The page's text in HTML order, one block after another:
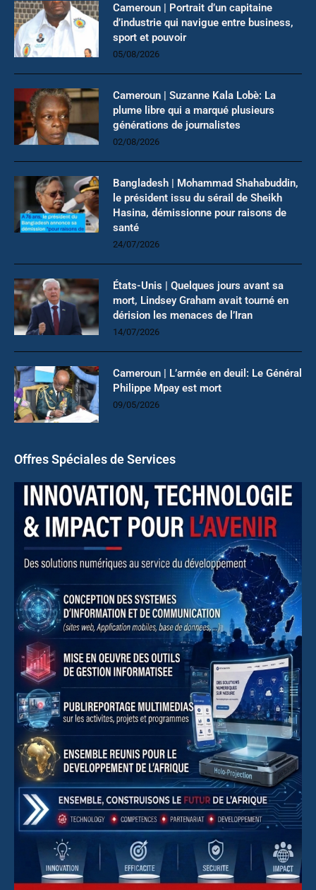
Cameroun | Portrait d’un capitaine
d’industrie qui navigue entre business,
sport et pouvoir
05/08/2026
Cameroun | Suzanne Kala Lobè: La
plume libre qui a marqué plusieurs
générations de journalistes
02/08/2026
Bangladesh | Mohammad Shahabuddin,
le président issu du sérail de Sheikh
Hasina, démissionne pour raisons de
santé
24/07/2026
États-Unis | Quelques jours avant sa
mort, Lindsey Graham avait tourné en
dérision les menaces de l’Iran
14/07/2026
Cameroun | L’armée en deuil: Le Général
Philippe Mpay est mort
09/05/2026
Offres Spéciales de Services